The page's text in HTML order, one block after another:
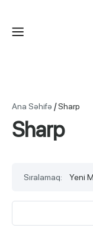
Ana Səhifə /Sharp
Sharp
Sıralamaq: